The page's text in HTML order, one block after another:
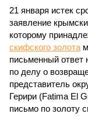
21 января истек
заявление
которому
скифского золота
письменный ответ
по делу о
представитель
Герири (Fatima El
письмо по золоту